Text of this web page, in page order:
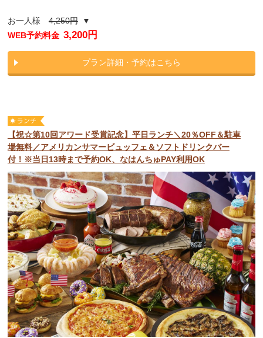
お一人様4,250円▼
WEB予約料金 3,200円
プラン詳細・予約はこちら
【祝☆第10回アワード受賞記念】平日ランチ＼20％OFF＆駐車
場無料／アメリカンサマービュッフェ＆ソフトドリンクバー
付！※当日13時まで予約OK、なはんちゅPAY利用OK